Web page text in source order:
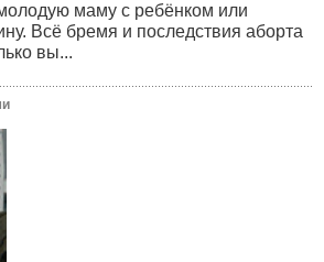
маму с ребёнком или
Всё бремя и последствия аборта
вы...